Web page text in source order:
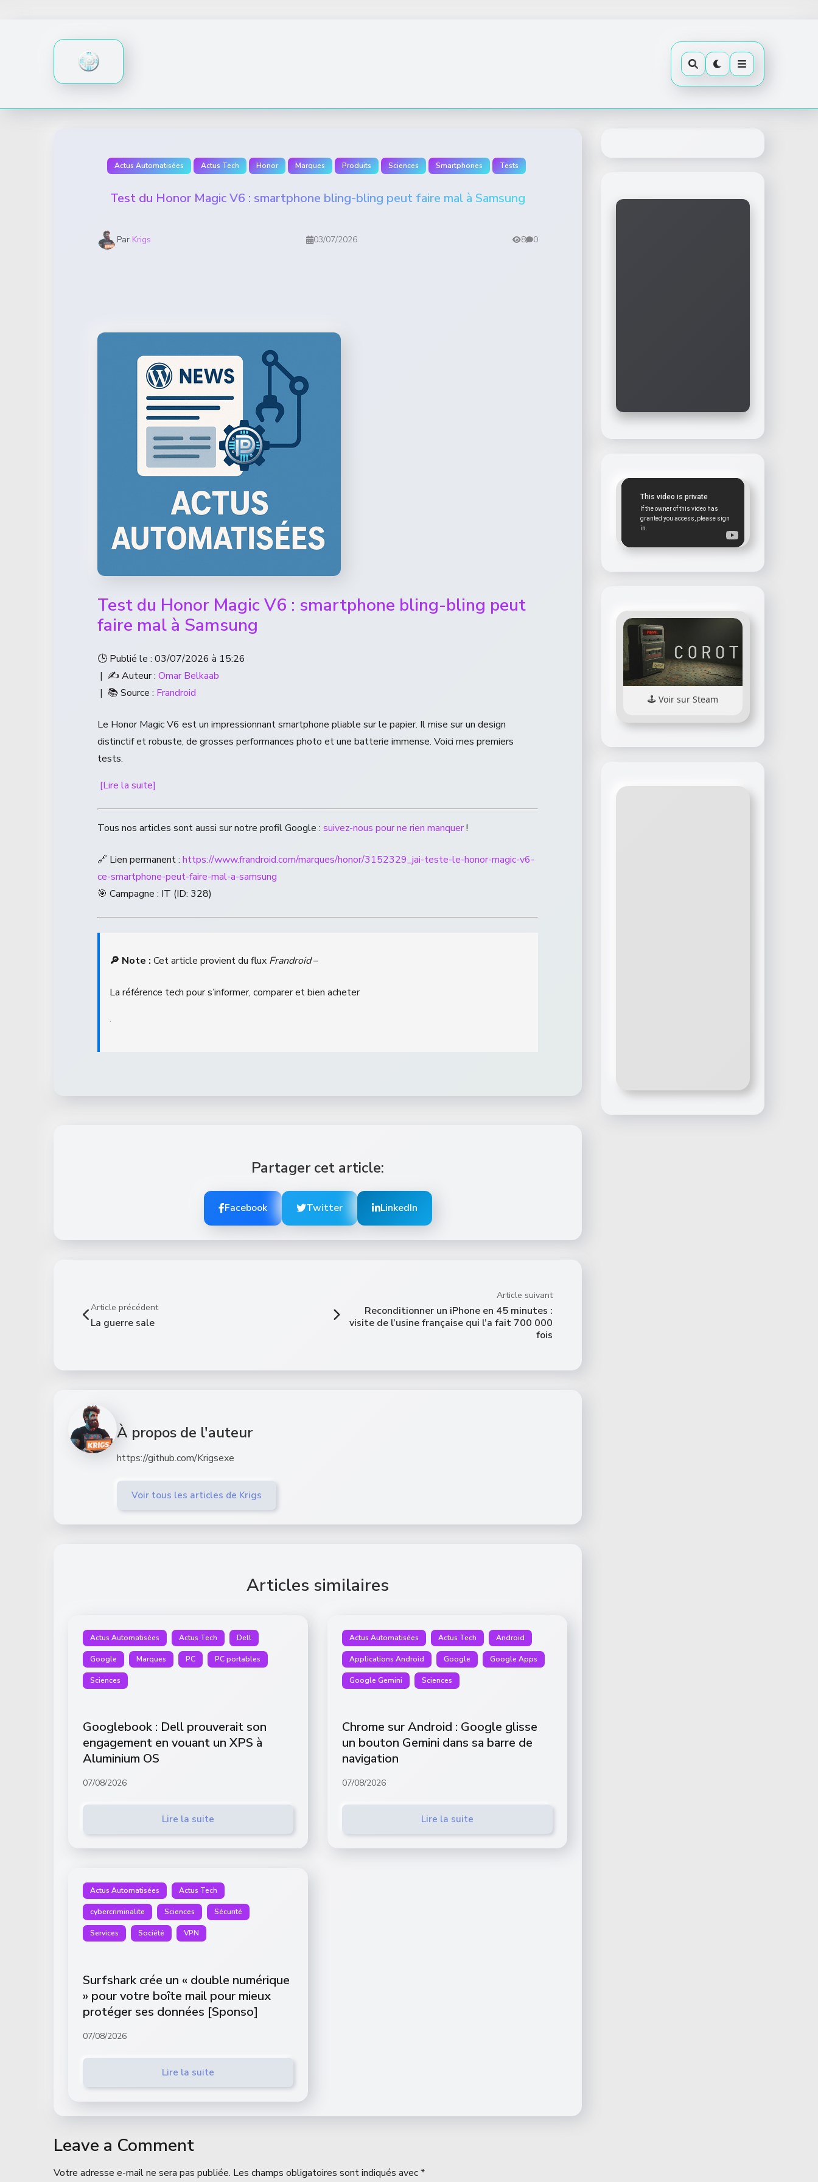
Actus Automatisées Actus Tech Honor Marques Produits Sciences Smartphones Tests
Test du Honor Magic V6 : smartphone bling-bling peut faire mal à Samsung
Par Krigs 03/07/2026 8 0
Test du Honor Magic V6 : smartphone bling-bling peut
faire mal à Samsung
🕒 Publié le : 03/07/2026 à 15:26
| ✍️ Auteur : Omar Belkaab
| 📚 Source : Frandroid
Le Honor Magic V6 est un impressionnant smartphone pliable sur le papier. Il mise sur un design
distinctif et robuste, de grosses performances photo et une batterie immense. Voici mes premiers
tests.
[Lire la suite]
Tous nos articles sont aussi sur notre profil Google : suivez-nous pour ne rien manquer!
🔗 Lien permanent : https://www.frandroid.com/marques/honor/3152329_jai-teste-le-honor-magic-v6-
ce-smartphone-peut-faire-mal-a-samsung
🎯 Campagne : IT (ID: 328)
🔎 Note : Cet article provient du flux Frandroid–
La référence tech pour s’informer, comparer et bien acheter
.
Partager cet article:
Facebook Twitter LinkedIn
Article précédent
La guerre sale
Article suivant
Reconditionner un iPhone en 45 minutes :
visite de l’usine française qui l’a fait 700 000
fois
À propos de l'auteur
https://github.com/Krigsexe
Voir tous les articles de Krigs
Articles similaires
Actus Automatisées Actus Tech Dell
Google Marques PC PC portables
Sciences
Googlebook : Dell prouverait son
engagement en vouant un XPS à
Aluminium OS
07/08/2026
Lire la suite
Actus Automatisées Actus Tech Android
Applications Android Google Google Apps
Google Gemini Sciences
Chrome sur Android : Google glisse
un bouton Gemini dans sa barre de
navigation
07/08/2026
Lire la suite
Actus Automatisées Actus Tech
cybercriminalite Sciences Sécurité
Services Société VPN
Surfshark crée un « double numérique
» pour votre boîte mail pour mieux
protéger ses données [Sponso]
07/08/2026
Lire la suite
Leave a Comment
Votre adresse e-mail ne sera pas publiée. Les champs obligatoires sont indiqués avec*
Voir sur Steam